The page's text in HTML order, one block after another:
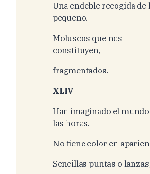
Una endeble recogida de
pequeño.
Moluscos que nos
constituyen,
fragmentados.
XLIV
Han imaginado el
las horas.
No tiene color en
Sencillas puntas o lanzas,